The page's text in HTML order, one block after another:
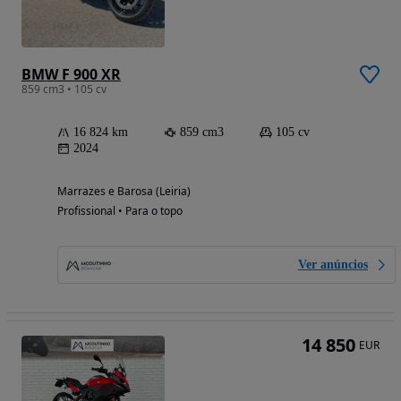
BMW F 900 XR
859 cm3 • 105 cv
16 824 km 859 cm3
105 cv
2024
Marrazes e Barosa (Leiria)
Profissional • Para o topo
Ver anúncios
14 850 EUR